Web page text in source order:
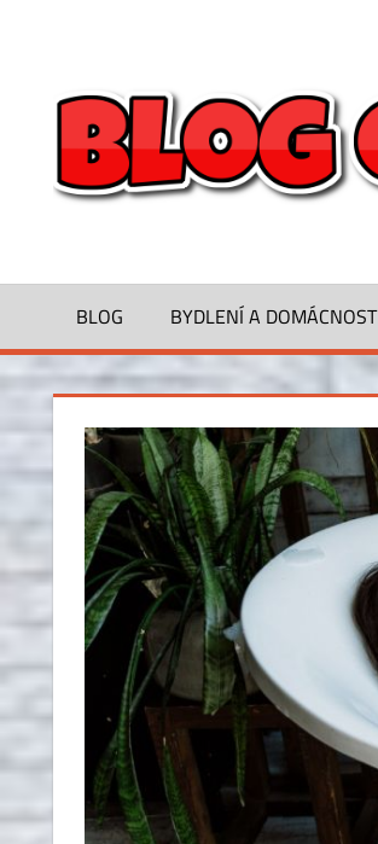
bydlení,
tipy
a
domov
BLOG BYDLENÍ A DOMÁCNOST